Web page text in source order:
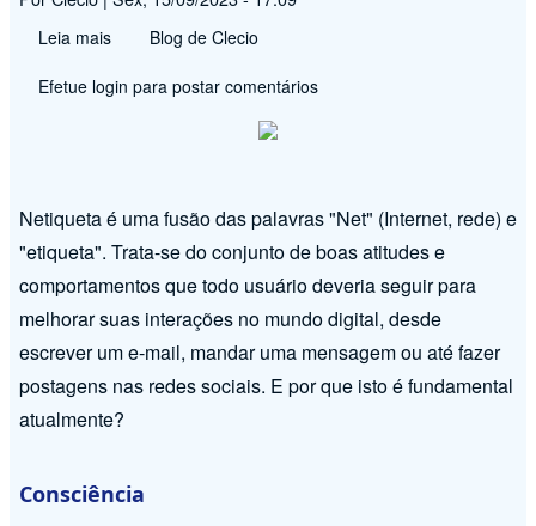
Leia mais sobreBlog de Clecio
Efetue login para postar comentários
Netiqueta é uma fusão das palavras "Net" (Internet, rede) e
"etiqueta". Trata-se do conjunto de boas atitudes e
comportamentos que todo usuário deveria seguir para
melhorar suas interações no mundo digital, desde
escrever um e-mail, mandar uma mensagem ou até fazer
postagens nas redes sociais. E por que isto é fundamental
atualmente?
Consciência